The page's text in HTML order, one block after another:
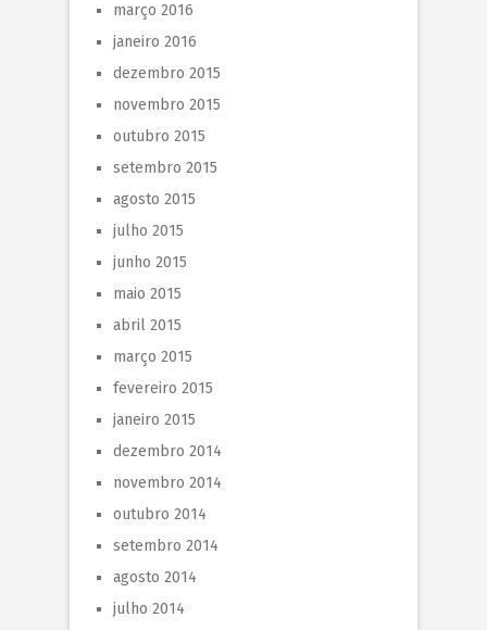
março 2016
janeiro 2016
dezembro 2015
novembro 2015
outubro 2015
setembro 2015
agosto 2015
julho 2015
junho 2015
maio 2015
abril 2015
março 2015
fevereiro 2015
janeiro 2015
dezembro 2014
novembro 2014
outubro 2014
setembro 2014
agosto 2014
julho 2014